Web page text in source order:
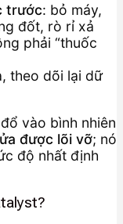
trước: bỏ máy,
đốt, rò rỉ xả
phải “thuốc
theo dõi lại dữ
vào bình nhiên
được lõi vỡ; nó
độ nhất định